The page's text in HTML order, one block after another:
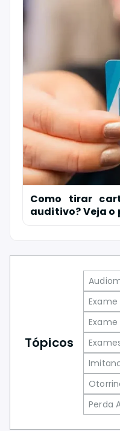
Como tirar
auditivo? Veja o
Tópicos
Perda